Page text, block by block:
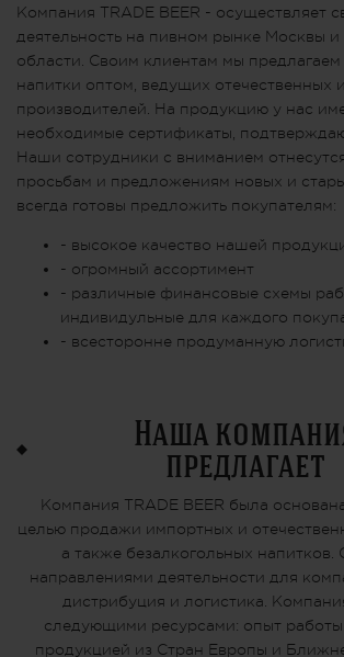
Компания TRADE BEER - осуществляет
деятельность на пивном рынке Москвы
области. Своим клиентам мы
напитки оптом, ведущих отечественных
производителей. На продукцию у нас
необходимые сертификаты,
Наши сотрудники с вниманием
просьбам и предложениям новых и
всегда готовы предложить покупателям:
- высокое качество нашей
- огромный ассортимент
- различные финансовые схемы
индивидульные для каждого
- всесторонне продуманную
Наша
предлагает
Компания TRADE BEER была основана
целью продажи импортных и
а также безалкогольных
направлениями деятельности для
дистрибуция и логистика.
следующими ресурсами: опыт
продукцией из Стран Европы и